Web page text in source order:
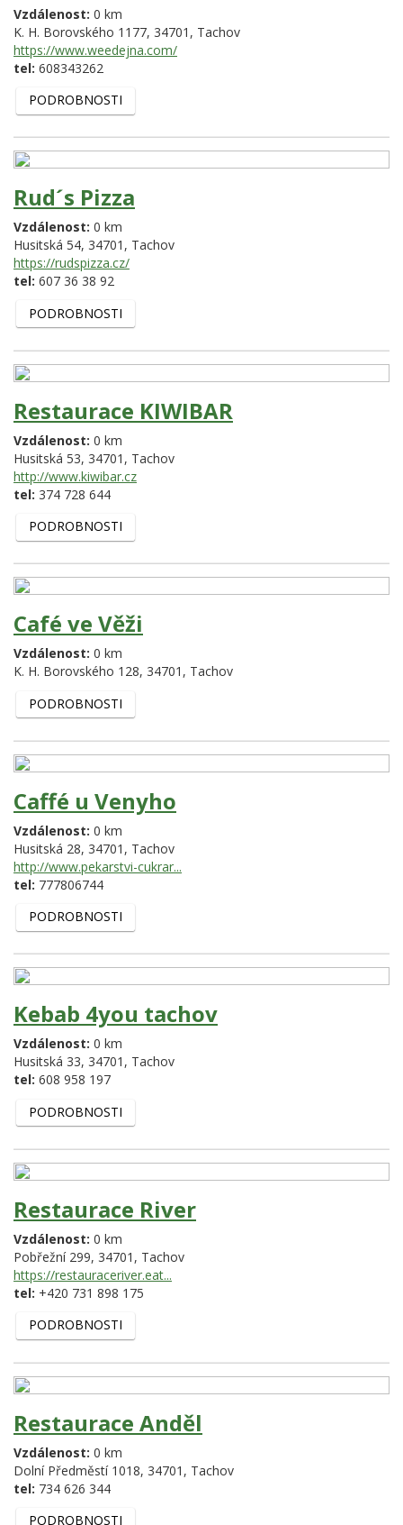
Vzdálenost: 0 km
K. H. Borovského 1177, 34701, Tachov
https://www.weedejna.com/
tel: 608343262
PODROBNOSTI
Rud´s Pizza
Vzdálenost: 0 km
Husitská 54, 34701, Tachov
https://rudspizza.cz/
tel: 607 36 38 92
PODROBNOSTI
Restaurace KIWIBAR
Vzdálenost: 0 km
Husitská 53, 34701, Tachov
http://www.kiwibar.cz
tel: 374 728 644
PODROBNOSTI
Café ve Věži
Vzdálenost: 0 km
K. H. Borovského 128, 34701, Tachov
PODROBNOSTI
Caffé u Venyho
Vzdálenost: 0 km
Husitská 28, 34701, Tachov
http://www.pekarstvi-cukrar...
tel: 777806744
PODROBNOSTI
Kebab 4you tachov
Vzdálenost: 0 km
Husitská 33, 34701, Tachov
tel: 608 958 197
PODROBNOSTI
Restaurace River
Vzdálenost: 0 km
Pobřežní 299, 34701, Tachov
https://restauraceriver.eat...
tel: +420 731 898 175
PODROBNOSTI
Restaurace Anděl
Vzdálenost: 0 km
Dolní Předměstí 1018, 34701, Tachov
tel: 734 626 344
PODROBNOSTI